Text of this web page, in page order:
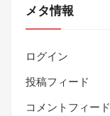
メタ情報
ログイン
投稿フィード
コメントフィード